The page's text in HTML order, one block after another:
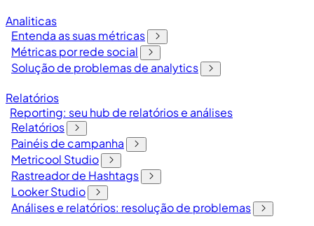
Analiticas
Entenda as suas métricas
Métricas por rede social
Solução de problemas de analytics
Relatórios
Reporting: seu hub de relatórios e análises
Relatórios
Painéis de campanha
Metricool Studio
Rastreador de Hashtags
Looker Studio
Análises e relatórios: resolução de problemas